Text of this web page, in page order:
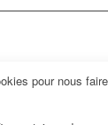
pour nous